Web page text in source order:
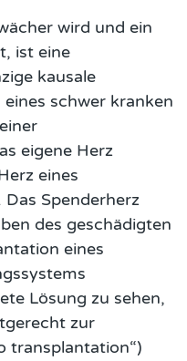
wird und ein
ist eine
kausale
schwer kranken
eigene Herz
eines
Spenderherz
des geschädigten
eines
Lösung zu sehen,
zur
transplantation“)